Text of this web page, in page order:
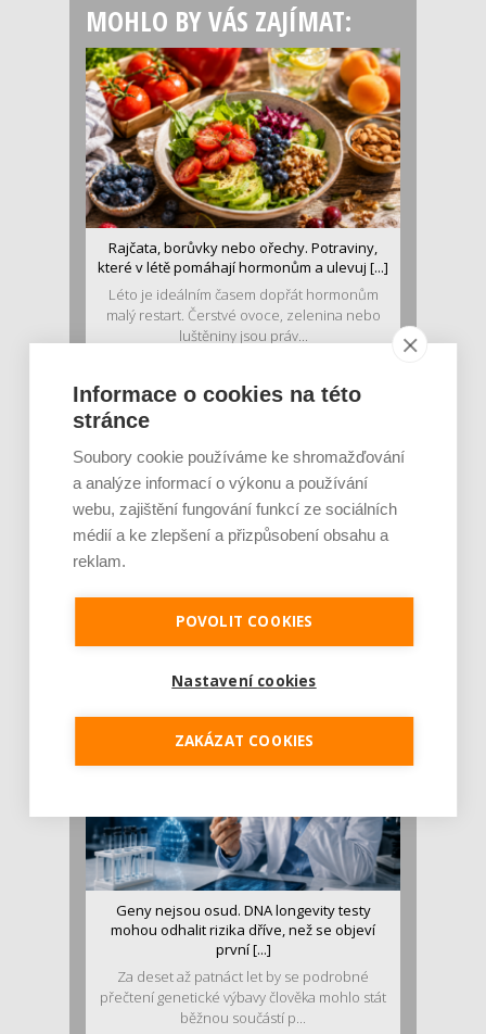
MOHLO BY VÁS ZAJÍMAT:
Rajčata, borůvky nebo ořechy. Potraviny,
které v létě pomáhají hormonům a ulevuj [...]
Léto je ideálním časem dopřát hormonům
malý restart. Čerstvé ovoce, zelenina nebo
luštěniny jsou práv...
stravě ho mám dostatek. Znáte nejčastějš [...]
Pojem protein již nějakou dobu rezonuje
v oblasti zdraví, výživy i dlouhověkosti. Přesto
Geny nejsou osud. DNA longevity testy
mohou odhalit rizika dříve, než se objeví
první [...]
Za deset až patnáct let by se podrobné
přečtení genetické výbavy člověka mohlo stát
běžnou součástí p...
Informace o cookies na této
stránce
Soubory cookie používáme ke shromažďování
a analýze informací o výkonu a používání
webu, zajištění fungování funkcí ze sociálních
médií a ke zlepšení a přizpůsobení obsahu a
reklam.
POVOLIT COOKIES
Nastavení cookies
ZAKÁZAT COOKIES